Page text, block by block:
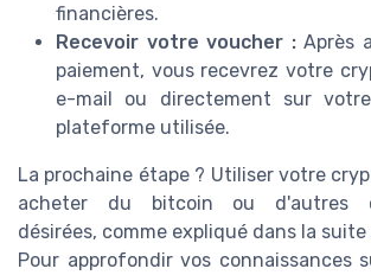
financières.
Recevoir votre voucher :Après
paiement, vous recevrez votre
e-mail ou directement sur
plateforme utilisée.
La prochaine étape ? Utiliser votre
acheter du bitcoin ou d'autres
désirées, comme expliqué dans la
Pour approfondir vos connaissances